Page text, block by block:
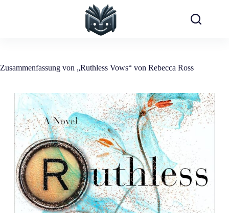
Zusammenfassung von „Ruthless Vows“ von Rebecca Ross